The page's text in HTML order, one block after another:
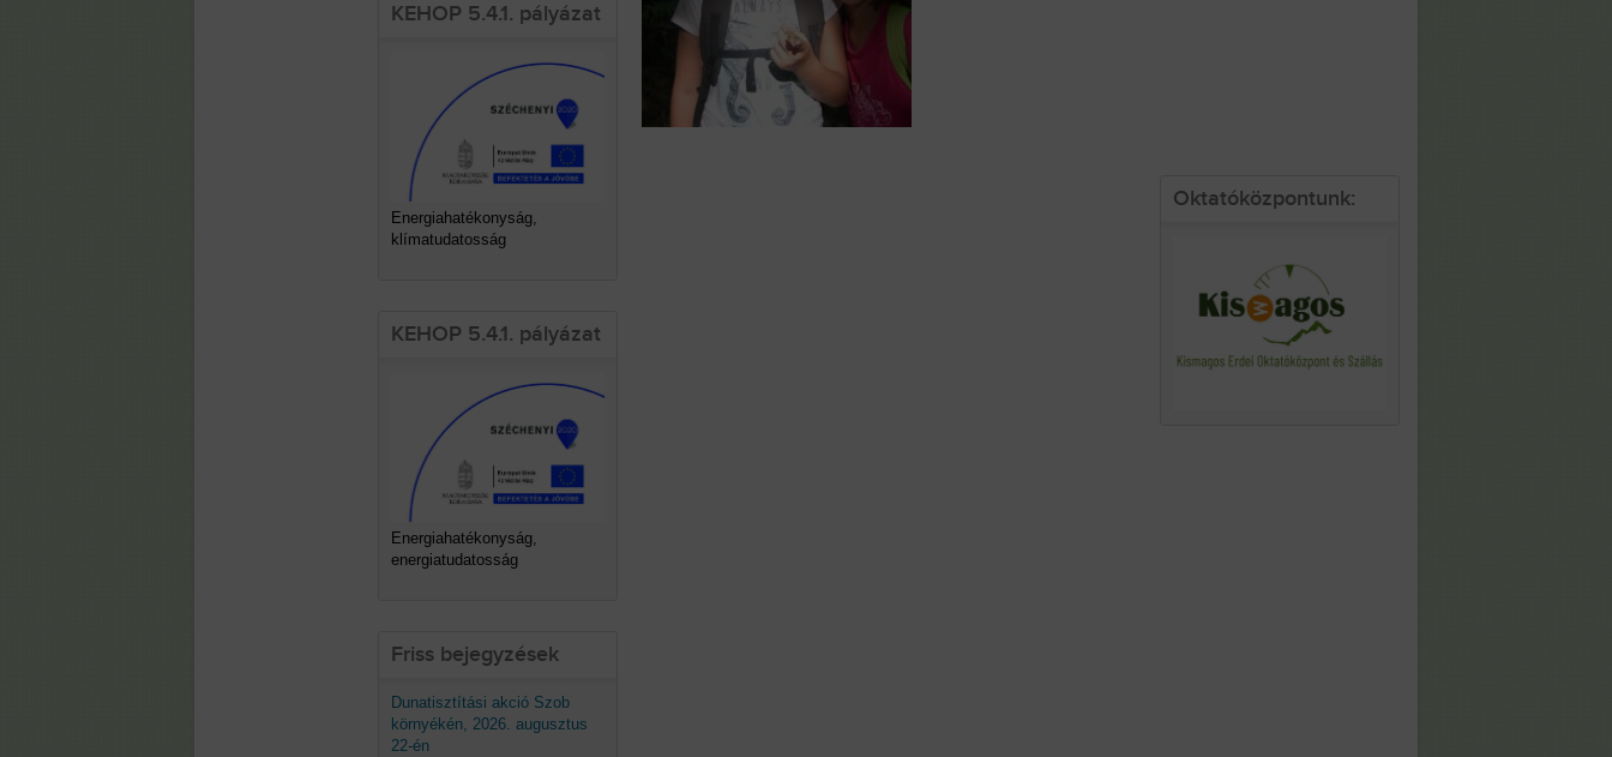
KEHOP 5.4.1. pályázat
Energiahatékonyság,
klímatudatosság
KEHOP 5.4.1. pályázat
Energiahatékonyság,
energiatudatosság
Friss bejegyzések
Dunatisztítási akció Szob
környékén, 2026. augusztus
22-én
Oktatóközpontunk: